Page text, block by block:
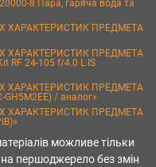
8 Пара, гаряча вода та
ХАРАКТЕРИСТИК ПРЕДМЕТА
ХАРАКТЕРИСТИК ПРЕДМЕТА
RF 24-105 f/4.0 L IS
ХАРАКТЕРИСТИК ПРЕДМЕТА
GH5M2EE) / аналог»
ХАРАКТЕРИСТИК ПРЕДМЕТА
можливе тільки
першоджерело без змін